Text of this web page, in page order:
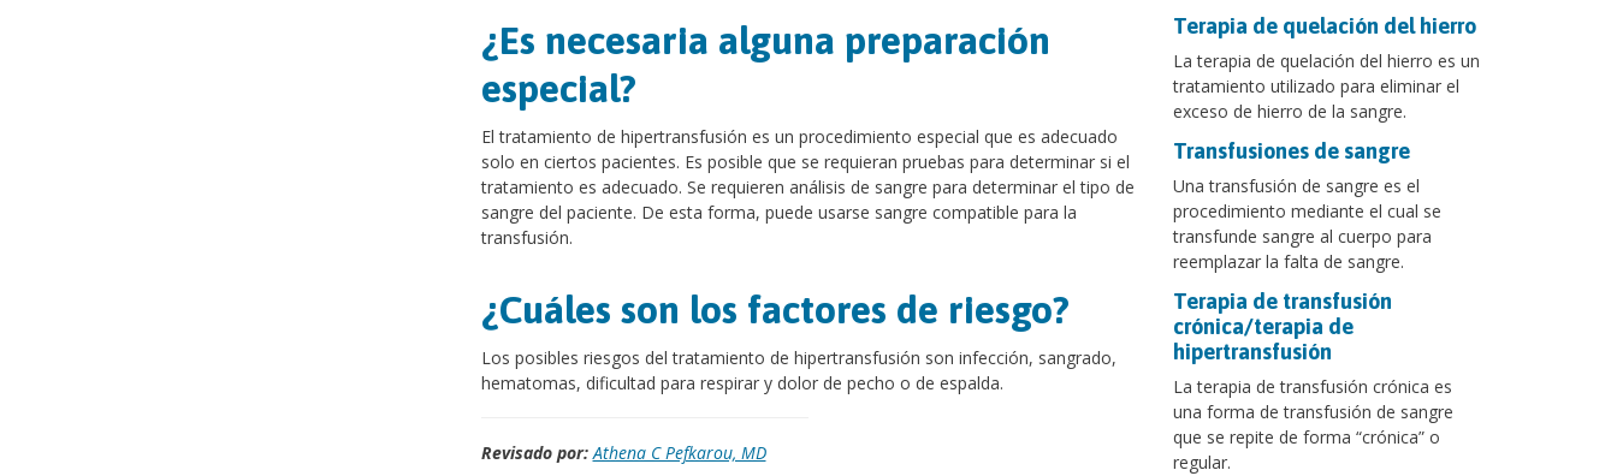
¿Es necesaria alguna preparación
especial?
El tratamiento de hipertransfusión es un procedimiento especial que es adecuado
solo en ciertos pacientes. Es posible que se requieran pruebas para determinar si el
tratamiento es adecuado. Se requieren análisis de sangre para determinar el tipo de
sangre del paciente. De esta forma, puede usarse sangre compatible para la
transfusión.
¿Cuáles son los factores de riesgo?
Los posibles riesgos del tratamiento de hipertransfusión son infección, sangrado,
hematomas, dificultad para respirar y dolor de pecho o de espalda.
Revisado por: Athena C Pefkarou, MD
Terapia de quelación del hierro
La terapia de quelación del hierro es un
tratamiento utilizado para eliminar el
exceso de hierro de la sangre.
Transfusiones de sangre
Una transfusión de sangre es el
procedimiento mediante el cual se
transfunde sangre al cuerpo para
reemplazar la falta de sangre.
Terapia de transfusión
crónica/terapia de
hipertransfusión
La terapia de transfusión crónica es
una forma de transfusión de sangre
que se repite de forma “crónica” o
regular.